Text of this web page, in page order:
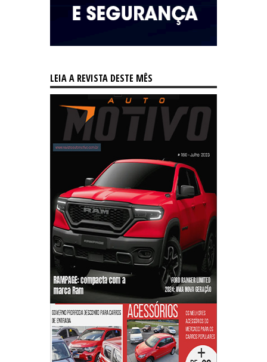
LEIA A REVISTA DESTE MÊS